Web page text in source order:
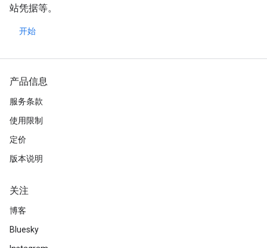
站凭据等。
开始
产品信息
服务条款
使用限制
定价
版本说明
关注
博客
Bluesky